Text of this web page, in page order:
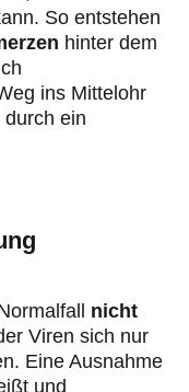
So entstehen
hinter dem
ins Mittelohr
ein
nicht
Viren sich nur
Eine Ausnahme
und